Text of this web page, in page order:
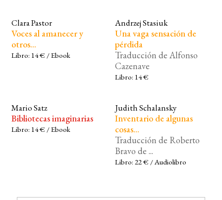
Clara Pastor
Voces al amanecer y
otros...
Libro: 14 € / Ebook
Andrzej Stasiuk
Una vaga sensación de
pérdida
Traducción de Alfonso
Cazenave
Libro: 14 €
Mario Satz
Bibliotecas imaginarias
Libro: 14 € / Ebook
Judith Schalansky
Inventario de algunas
cosas...
Traducción de Roberto
Bravo de ...
Libro: 22 € / Audiolibro